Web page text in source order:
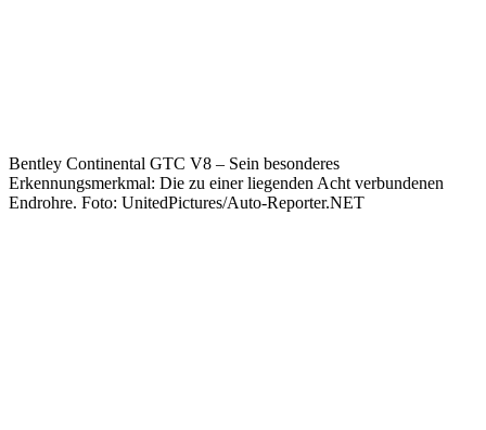
Bentley Continental GTC V8 – Sein besonderes
Erkennungsmerkmal: Die zu einer liegenden Acht verbundenen
Endrohre. Foto: UnitedPictures/Auto-Reporter.NET